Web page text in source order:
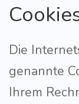
Die
genannte
Ihrem